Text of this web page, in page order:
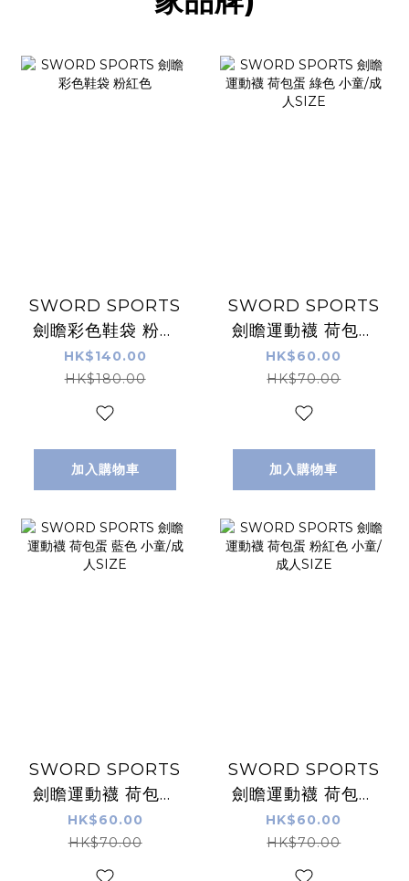
SWORD SPORTS
劍瞻彩色鞋袋 粉紅
色
HK$140.00
HK$180.00
加入購物車
SWORD SPORTS
劍瞻運動襪 荷包蛋
綠色 小童/成人
SIZE
HK$60.00
HK$70.00
加入購物車
SWORD SPORTS
劍瞻運動襪 荷包蛋
藍色 小童/成人
SIZE
HK$60.00
HK$70.00
SWORD SPORTS
劍瞻運動襪 荷包蛋
粉紅色 小童/成人
SIZE
HK$60.00
HK$70.00